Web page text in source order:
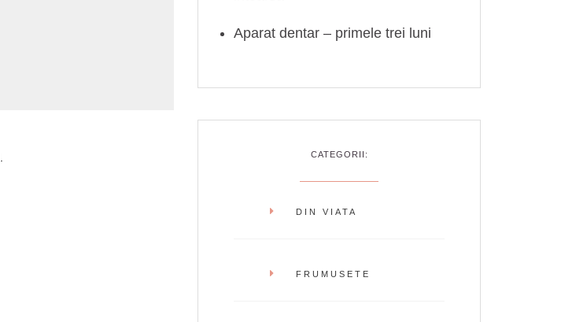
Aparat dentar – primele trei luni
CATEGORII:
DIN VIATA
FRUMUSETE